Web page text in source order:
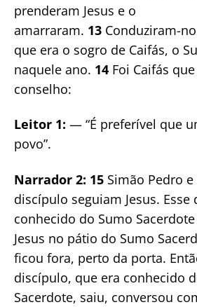
prenderam Jesus e o
amarraram. 13 Conduziram-
que era o sogro de Caifás, o
naquele ano. 14 Foi Caifás
conselho:
Leitor 1: — “É preferível que
povo”.
Narrador 2: 15 Simão Pedro
discípulo seguiam Jesus. Esse
conhecido do Sumo
Jesus no pátio do Sumo
ficou fora, perto da porta.
discípulo, que era conhecido
Sacerdote, saiu, conversou